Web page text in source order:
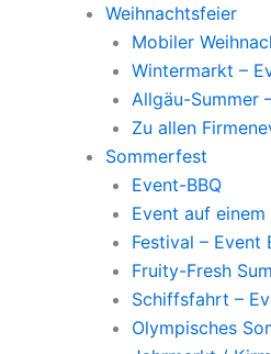
Weihnachtsfeier
Mobiler
Wintermarkt –
Allgäu-Summer
Zu allen
Sommerfest
Event-BBQ
Event auf
Festival – Event
Fruity-Fresh
Schiffsfahrt –
Olympisches